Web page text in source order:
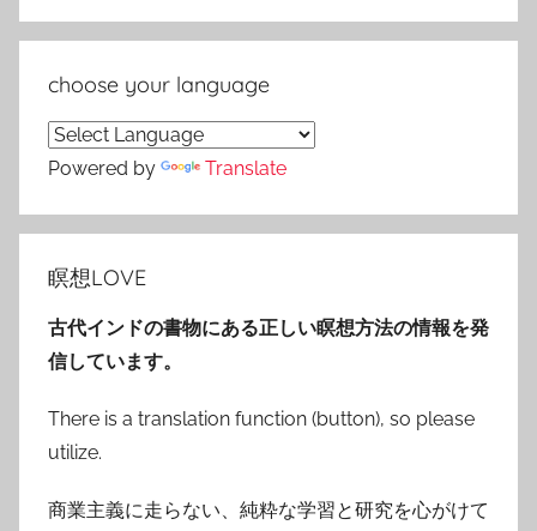
choose your language
Powered by Translate
瞑想LOVE
古代インドの書物にある正しい瞑想方法の情報を発
信しています。
There is a translation function (button), so please
utilize.
商業主義に走らない、純粋な学習と研究を心がけて